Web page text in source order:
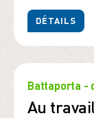
DÉTAILS
Battaporta -
Au